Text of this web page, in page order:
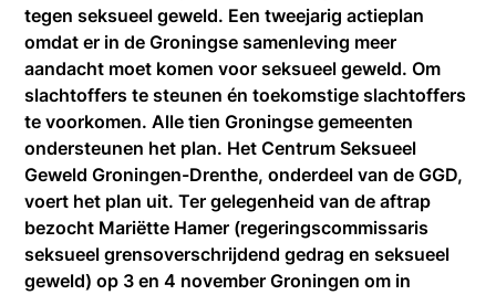
tegen seksueel geweld. Een tweejarig actieplan
omdat er in de Groningse samenleving meer
aandacht moet komen voor seksueel geweld. Om
slachtoffers te steunen én toekomstige slachtoffers
te voorkomen. Alle tien Groningse gemeenten
ondersteunen het plan. Het Centrum Seksueel
Geweld Groningen-Drenthe, onderdeel van de GGD,
voert het plan uit. Ter gelegenheid van de aftrap
bezocht Mariëtte Hamer (regeringscommissaris
seksueel grensoverschrijdend gedrag en seksueel
geweld) op 3 en 4 november Groningen om in